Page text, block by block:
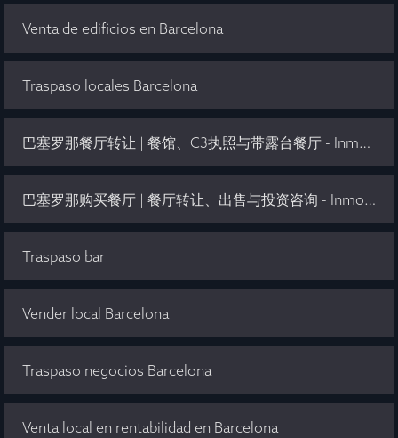
Venta de edificios en Barcelona
Traspaso locales Barcelona
巴塞罗那餐厅转让 | 餐馆、C3执照与带露台餐厅 - Inmo Olaya
巴塞罗那购买餐厅 | 餐厅转让、出售与投资咨询 - Inmo Olaya
Traspaso bar
Vender local Barcelona
Traspaso negocios Barcelona
Venta local en rentabilidad en Barcelona